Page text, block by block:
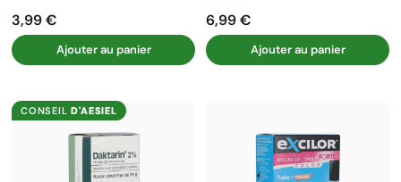
Prix
3,99 €
Ajouter au panier
Prix
6,99 €
Ajouter au panier
CONSEILD'AESIEL